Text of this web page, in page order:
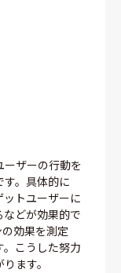
ーザーの行動を
。具体的に
トユーザーに
どが効果的で
効果を測定
こうした努力
ます。